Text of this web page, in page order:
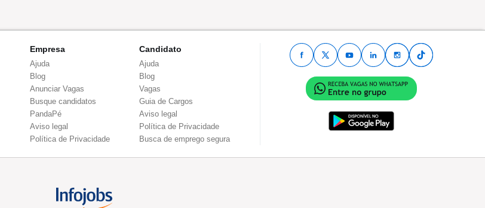
Empresa
Ajuda
Blog
Anunciar Vagas
Busque candidatos
PandaPé
Aviso legal
Política de Privacidade
Candidato
Ajuda
Blog
Vagas
Guia de Cargos
Aviso legal
Política de Privacidade
Busca de emprego segura